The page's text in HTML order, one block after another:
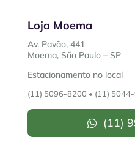
Loja Moema
Av. Pavão, 441
Moema, São Paulo – SP
Estacionamento no local
(11) 5096-8200 • (11)
(11)